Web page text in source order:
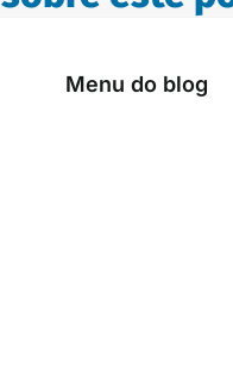
Menu do blog